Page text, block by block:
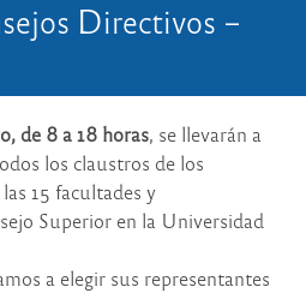
Directivos –
de 8 a 18 horas, se llevarán a
los claustros de los
15 facultades y
Superior en la Universidad
a elegir sus representantes